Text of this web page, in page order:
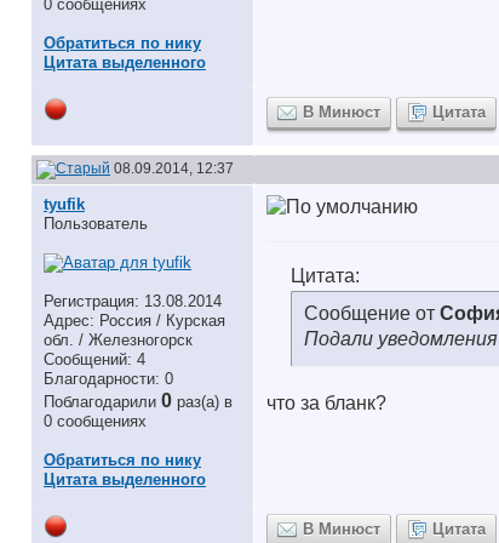
0 сообщениях
Обратиться по нику
Цитата выделенного
В Минюст Цитата
08.09.2014, 12:37
tyufik
Пользователь
Регистрация: 13.08.2014
Адрес: Россия / Курская
обл. / Железногорск
Сообщений: 4
Благодарности: 0
Поблагодарили 0 раз(а) в
0 сообщениях
Обратиться по нику
Цитата выделенного
Цитата:
Сообщение от
Подали
что за бланк?
В Минюст Цитата